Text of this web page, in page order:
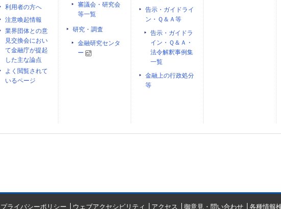
利用者の方へ
注意喚起情報
業界団体との意
見交換会におい
て金融庁が提起
した主な論点
よく閲覧されて
いるページ
審議会・研究会
等一覧
研究・調査
金融研究センタ
ー
告示・ガイドライ
ン・Ｑ＆Ａ等
告示・ガイドラ
イン・Ｑ＆Ａ・
法令解釈事例集
一覧
金融上の行政処分
等
プライバシーポリシー ウェブアクセシビリティ アクセス 御意見・問い合わせ 各種情報